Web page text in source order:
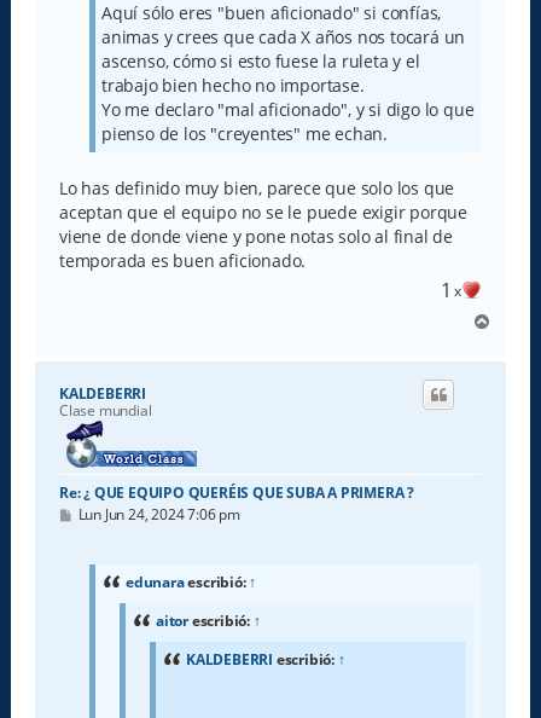
Aquí sólo eres "buen aficionado" si confías,
animas y crees que cada X años nos tocará un
ascenso, cómo si esto fuese la ruleta y el
trabajo bien hecho no importase.
Yo me declaro "mal aficionado", y si digo lo que
pienso de los "creyentes" me echan.
Lo has definido muy bien, parece que solo los que
aceptan que el equipo no se le puede exigir porque
viene de donde viene y pone notas solo al final de
temporada es buen aficionado.
1 x
r
KALDEBERRI
Clase mundial
Re: ¿ QUE EQUIPO QUERÉIS QUE SUBA A PRIMERA ?
M
Lun Jun 24, 2024 7:06 pm
edunaraescribió:↑
aitorescribió: ↑
KALDEBERRI escribió: ↑